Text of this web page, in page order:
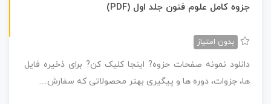
جزوه کامل علوم فنون جلد اول (PDF)
بدون امتیاز
دانلود نمونه صفحات حزوه? اینجا کلیک کن? برای ذخیره فایل
ها، جزوات، دوره ها و پیگیری بهتر محصولاتی که سفارش…